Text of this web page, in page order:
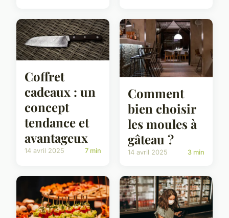
Coffret
cadeaux : un
concept
tendance et
avantageux
14 avril 2025 7 min
Comment
bien choisir
les moules à
gâteau ?
14 avril 2025 3 min